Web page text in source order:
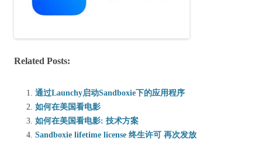
Related Posts:
通过Launchy启动Sandboxie下的应用程序
如何在美国看电影
如何在美国看电影: 技术方案
Sandboxie lifetime license 终生许可 再次发放